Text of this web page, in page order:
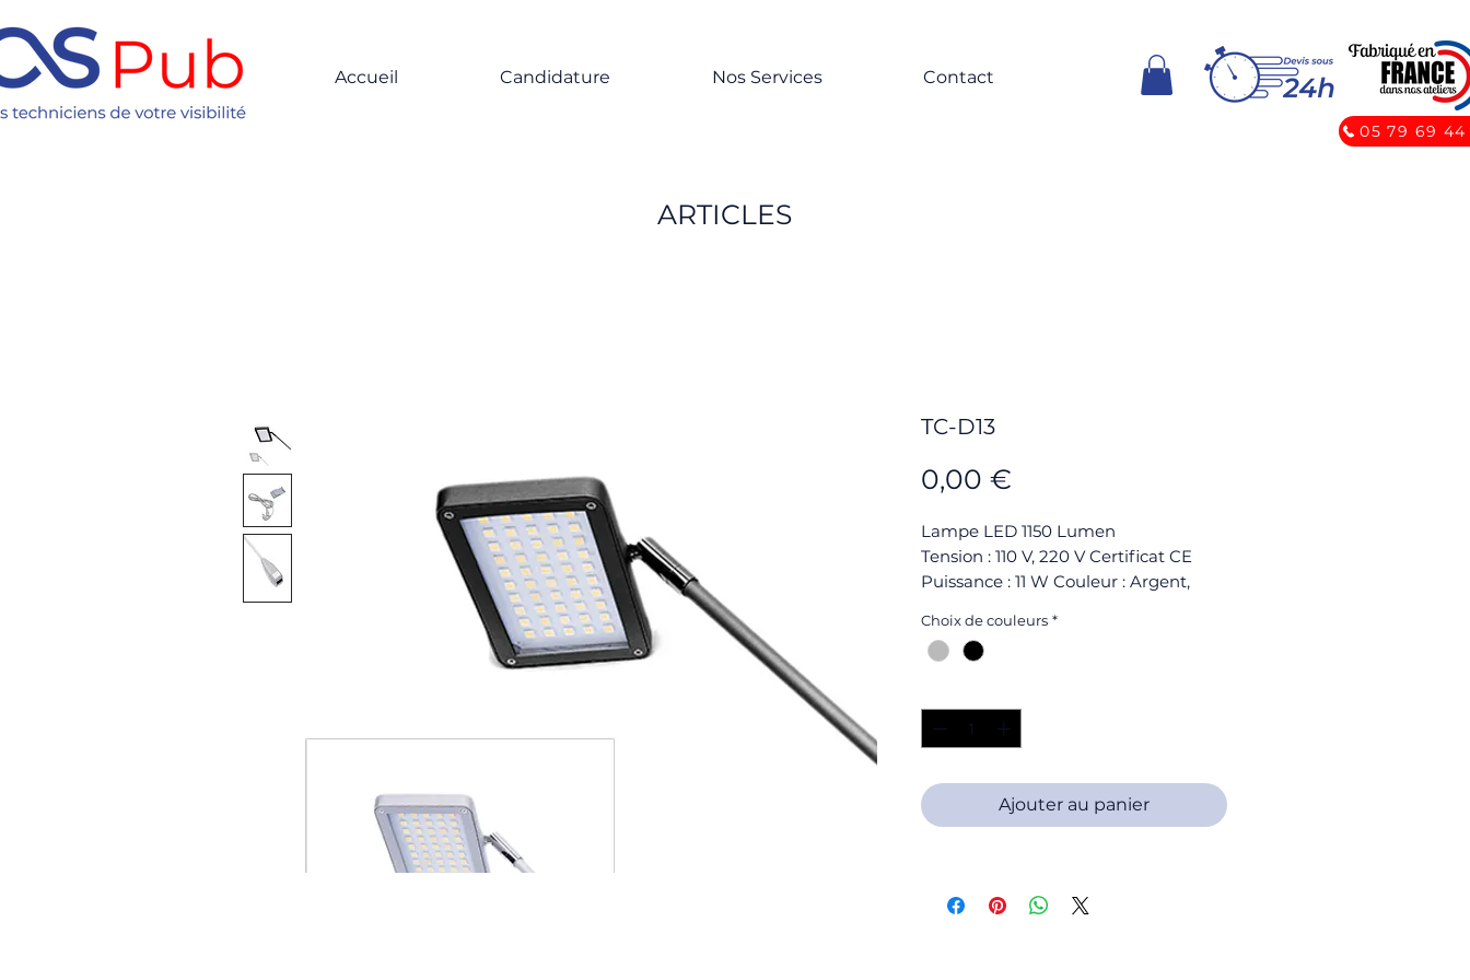
Accueil Candidature Nos Services Contact
05 79 69 44
ARTICLES
TC-D13
0,00 €
Lampe LED 1150 Lumen
Tension : 110 V, 220 V Certificat CE
Puissance : 11 W Couleur : Argent,
Choix de couleurs *
Ajouter au panier